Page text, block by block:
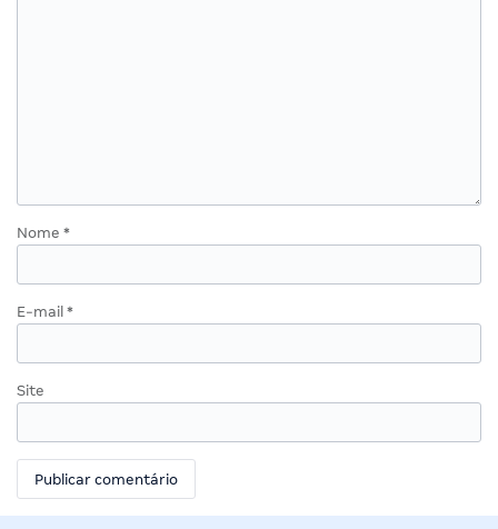
Nome *
E-mail *
Site